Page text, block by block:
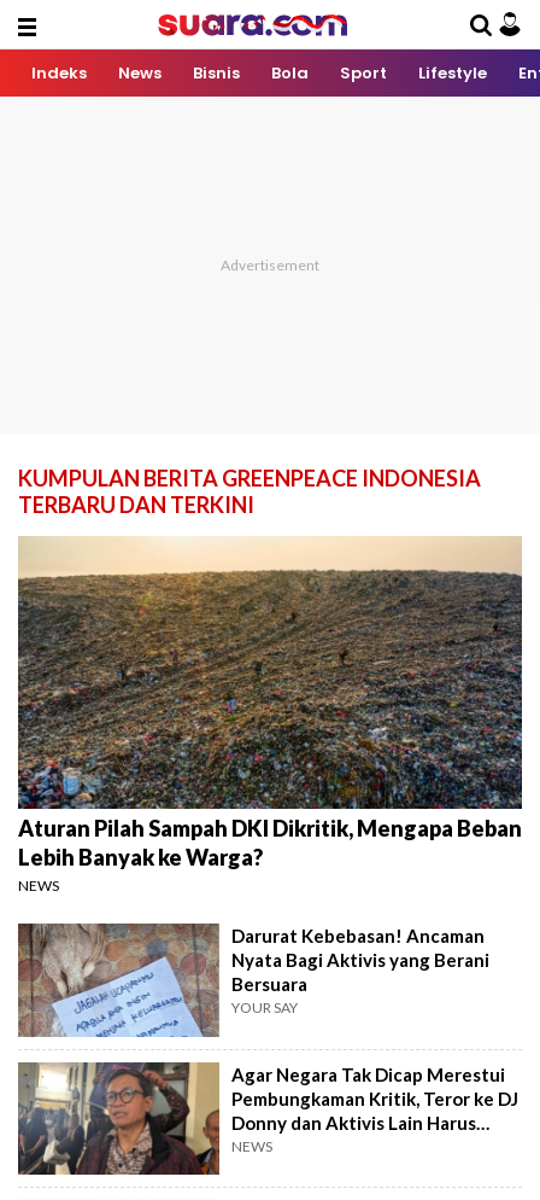
Indeks News Bisnis Bola Sport Lifestyle
KUMPULAN BERITA GREENPEACE INDONESIA
TERBARU DAN TERKINI
Aturan Pilah Sampah DKI Dikritik, Mengapa Beban
Lebih Banyak ke Warga?
NEWS
Darurat Kebebasan! Ancaman
Nyata Bagi Aktivis yang Berani
Bersuara
YOUR SAY
Agar Negara Tak Dicap Merestui
Pembungkaman Kritik, Teror ke DJ
Donny dan Aktivis Lain Harus
Diusut
NEWS